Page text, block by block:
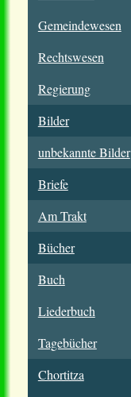
Gemeindewesen
Rechtswesen
Regierung
Bilder
unbekannte Bilder
Briefe
Am Trakt
Bücher
Buch
Liederbuch
Tagebücher
Chortitza